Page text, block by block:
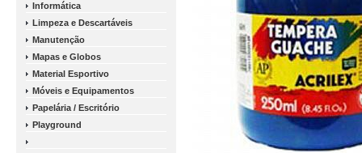
Informática
Limpeza e Descartáveis
Manutenção
Mapas e Globos
Material Esportivo
Móveis e Equipamentos
Papelária / Escritório
Playground